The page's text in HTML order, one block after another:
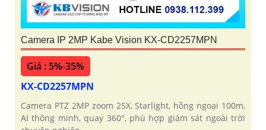
Camera IP 2MP Kabe Vision KX-CD2257MPN
Giá : 5%-35%
KX-CD2257MPN
Camera PTZ 2MP zoom 25X, Starlight, hồng ngoại 100m,
AI thông minh, quay 360°, phù hợp giám sát ngoài trời